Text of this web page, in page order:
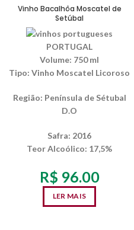
Vinho Bacalhôa Moscatel de
Setúbal
PORTUGAL
Volume: 750 ml
Tipo: Vinho Moscatel Licoroso
Região: Península de Sétubal
D.O
Safra: 2016
Teor Alcoólico: 17,5%
R$ 96.00
LER MAIS